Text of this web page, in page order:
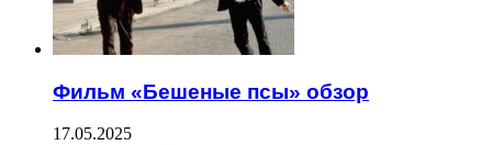
Фильм «Бешеные псы» обзор
17.05.2025